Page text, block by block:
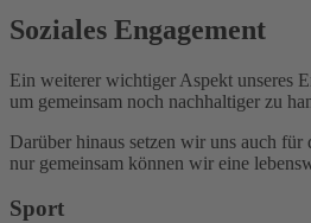
Soziales Engagement
Ein weiterer wichtiger Aspekt unseres
um gemeinsam noch nachhaltiger zu
Darüber hinaus setzen wir uns auch
nur gemeinsam können wir eine
Sport